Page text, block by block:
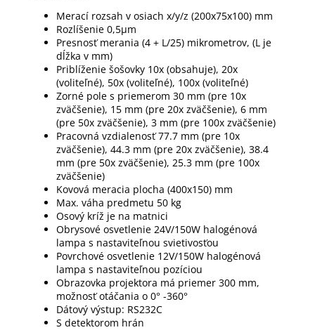
Merací rozsah v osiach x/y/z (200x75x100) mm
Rozlíšenie 0,5μm
Presnosť merania (4 + L/25) mikrometrov, (L je
dĺžka v mm)
Priblíženie šošovky 10x (obsahuje), 20x
(voliteľné), 50x (voliteľné), 100x (voliteľné)
Zorné pole s priemerom 30 mm (pre 10x
zväčšenie), 15 mm (pre 20x zväčšenie), 6 mm
(pre 50x zväčšenie), 3 mm (pre 100x zväčšenie)
Pracovná vzdialenosť 77.7 mm (pre 10x
zväčšenie), 44.3 mm (pre 20x zväčšenie), 38.4
mm (pre 50x zväčšenie), 25.3 mm (pre 100x
zväčšenie)
Kovová meracia plocha (400x150) mm
Max. váha predmetu 50 kg
Osový kríž je na matnici
Obrysové osvetlenie 24V/150W halogénová
lampa s nastaviteľnou svietivosťou
Povrchové osvetlenie 12V/150W halogénová
lampa s nastaviteľnou pozíciou
Obrazovka projektora má priemer 300 mm,
možnosť otáčania o 0° -360°
Dátový výstup: RS232C
S detektorom hrán